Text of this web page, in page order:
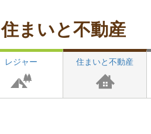
住まいと不動産
レジャー 住まいと不動産